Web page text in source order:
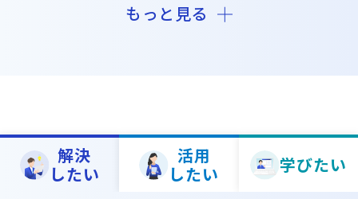
もっと見る
解決
したい
活用
したい
学びたい